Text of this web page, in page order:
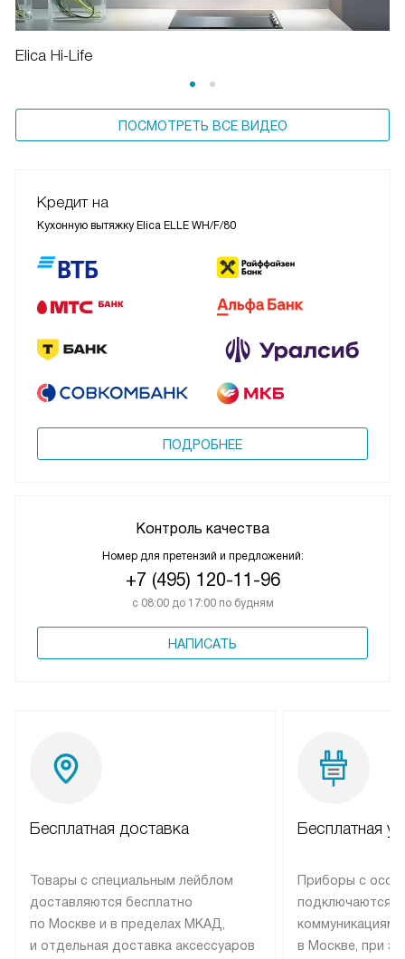
Elica Hi-Life
ПОСМОТРЕТЬ ВСЕ ВИДЕО
Кредит на
Кухонную вытяжку Elica ELLE WH/F/80
ПОДРОБНЕЕ
Контроль качества
Номер для претензий и предложений:
+7 (495) 120-11-96
с 08:00 до 17:00 по будням
НАПИСАТЬ
Бесплатная доставка
Товары с специальным лейблом
доставляются бесплатно
по Москве и в пределах МКАД,
и отдельная доставка аксессуаров
Бесплатная
Приборы с
подключаются к
коммуникациям
в Москве, при